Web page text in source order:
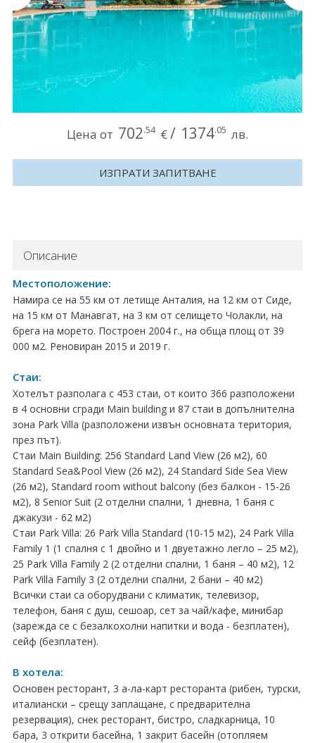
Круизи
Уикенд програми
ДЕСТИНАЦИИ
Албания
Хърватия
Италия
Австрия
Сърбия - E-Tours
Турция
Унгария
Испания
Франция
Швеция
ПРАЗНИЦИ
Предколедни
Нова година
Цена от 702.54 €/ 1374.05 лв.
ИЗПРАТИ ЗАПИТВАНЕ
Описание
Местоположение:
Намира се на 55 км от летище Анталия, на 12 км от Сиде,
на 15 км от Манавгат, на 3 км от селището Чолакли, на
брега на морето. Построен 2004 г., на обща площ от 39
000 м2. Реновиран 2015 и 2019 г.
Стаи:
Хотелът разполага с 453 стаи, от които 366 разположени
в 4 основни сгради Main building и 87 стаи в допълнителна
зона Park Villa (разположени извън основната територия,
през път).
Стаи Main Building: 256 Standard Land View (26 м2), 60
Standard Sea&Pool View (26 м2), 24 Standard Side Sea View
(26 м2), Standard room without balcony (без балкон - 15-26
м2), 8 Senior Suit (2 отделни спални, 1 дневна, 1 баня с
джакузи - 62 м2)
Стаи Park Villa: 26 Park Villa Standard (10-15 м2), 24 Park Villa
Family 1 (1 спалня с 1 двойно и 1 двуетажно легло – 25 м2),
25 Park Villa Family 2 (2 отделни спални, 1 баня – 40 м2), 12
Park Villa Family 3 (2 отделни спални, 2 бани – 40 м2)
Всички стаи са оборудвани с климатик, телевизор,
телефон, баня с душ, сешоар, сет за чай/кафе, минибар
(зарежда се с безалкохолни напитки и вода - безплатен),
сейф (безплатен).
В хотела:
Основен ресторант, 3 а-ла-карт ресторанта (рибен, турски,
италиански – срещу заплащане, с предварителна
резервация), снек ресторант, бистро, сладкарница, 10
бара, 3 открити басейна, 1 закрит басейн (отопляем